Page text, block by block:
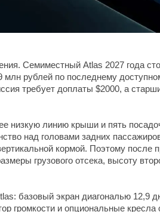
Семиместный Atlas 2027 года
млн рублей по последнему
требует доплаты $2000, а
низкую линию крыши и пять
над головами задних
кормой. Поэтому после
грузового отсека, высоту
базовый экран диагональю 12,9
громкости и опциональные кресла